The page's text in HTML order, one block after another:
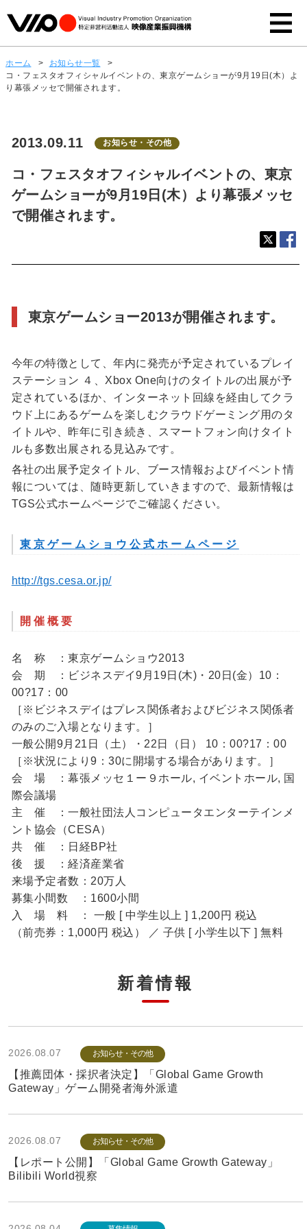
ホーム > お知らせ一覧
>
コ・フェスタオフィシャルイベントの、東京ゲームショーが9月19日(木）よ
り幕張メッセで開催されます。
2013.09.11 お知らせ・その他
コ・フェスタオフィシャルイベントの、東京
ゲームショーが9月19日(木）より幕張メッセ
で開催されます。
東京ゲームショー2013が開催されます。
今年の特徴として、年内に発売が予定されているプレイ
ステーション ４、Xbox One向けのタイトルの出展が予
定されているほか、インターネット回線を経由してクラ
ウド上にあるゲームを楽しむクラウドゲーミング用のタ
イトルや、昨年に引き続き、スマートフォン向けタイト
ルも多数出展される見込みです。
各社の出展予定タイトル、ブース情報およびイベント情
報については、随時更新していきますので、最新情報は
TGS公式ホームページでご確認ください。
東京ゲームショウ公式ホームページ
http://tgs.cesa.or.jp/
開催概要
名 称 ：東京ゲームショウ2013
会 期 ：ビジネスデイ9月19日(木)・20日(金）10：
00?17：00
［※ビジネスデイはプレス関係者およびビジネス関係者
のみのご入場となります。］
一般公開9月21日（土）・22日（日） 10：00?17：00
［※状況により9：30に開場する場合があります。］
会 場 ：幕張メッセ１ー９ホール, イベントホール, 国
際会議場
主 催 ：一般社団法人コンピュータエンターテインメ
ント協会（CESA）
共 催 ：日経BP社
後 援 ：経済産業省
来場予定者数：20万人
募集小間数 ：1600小間
入 場 料 ： 一般 [ 中学生以上 ] 1,200円 税込
（前売券：1,000円 税込） ／ 子供 [ 小学生以下 ] 無料
新着情報
2026.08.07 お知らせ・その他
【推薦団体・採択者決定】「Global Game Growth
Gateway」ゲーム開発者海外派遣
2026.08.07 お知らせ・その他
【レポート公開】「Global Game Growth Gateway」
Bilibili World視察